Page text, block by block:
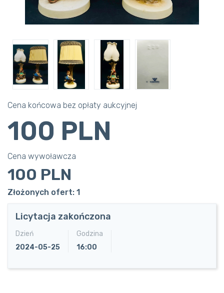
Cena końcowa bez opłaty aukcyjnej
100 PLN
Cena wywoławcza
100 PLN
Złożonych ofert: 1
Licytacja zakończona
Dzień
2024-05-25
Godzina
16:00